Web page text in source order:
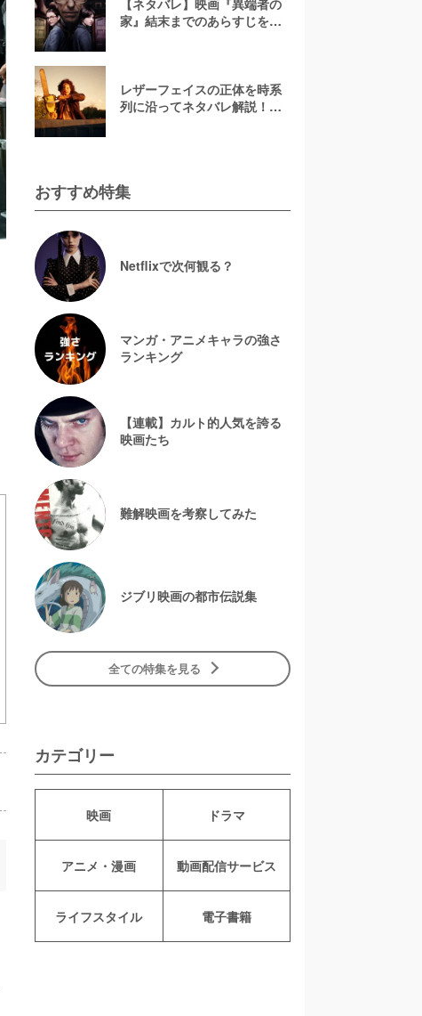
【ネタバレ】映画『異端者の
家』結末までのあらすじを解
レザーフェイスの正体を時系
列に沿ってネタバレ解説！実
おすすめ特集
Netflixで次何観る？
マンガ・アニメキャラの強さ
ランキング
【連載】カルト的人気を誇る
映画たち
難解映画を考察してみた
ジブリ映画の都市伝説集
全ての特集を見る
カテゴリー
映画 ドラマ
アニメ・漫画 動画配信サービス
ライフスタイル 電子書籍